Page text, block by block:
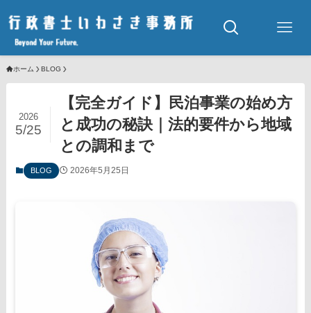
ホーム BLOG
【完全ガイド】民泊事業の始め方
と成功の秘訣｜法的要件から地域
との調和まで
2026
5/25
BLOG 2026年5月25日